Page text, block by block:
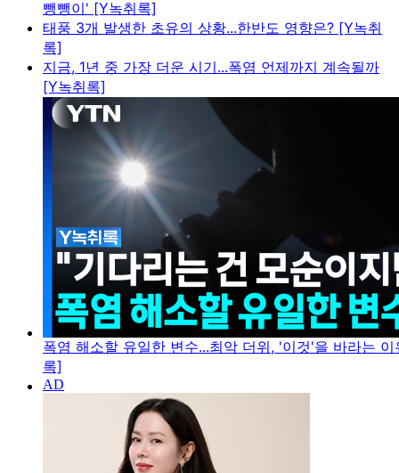
뺑뺑이' [Y녹취록]
태풍 3개 발생한 초유의 상황...한반도 영향은? [Y녹취
록]
지금, 1년 중 가장 더운 시기...폭염 언제까지 계속될까
[Y녹취록]
폭염 해소할 유일한 변수...최악 더위, '이것'을 바라는
록]